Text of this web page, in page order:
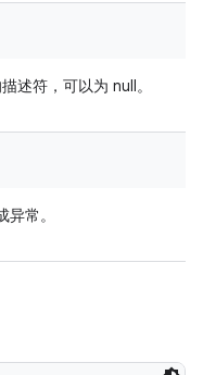
述符，可以为 null。
常。